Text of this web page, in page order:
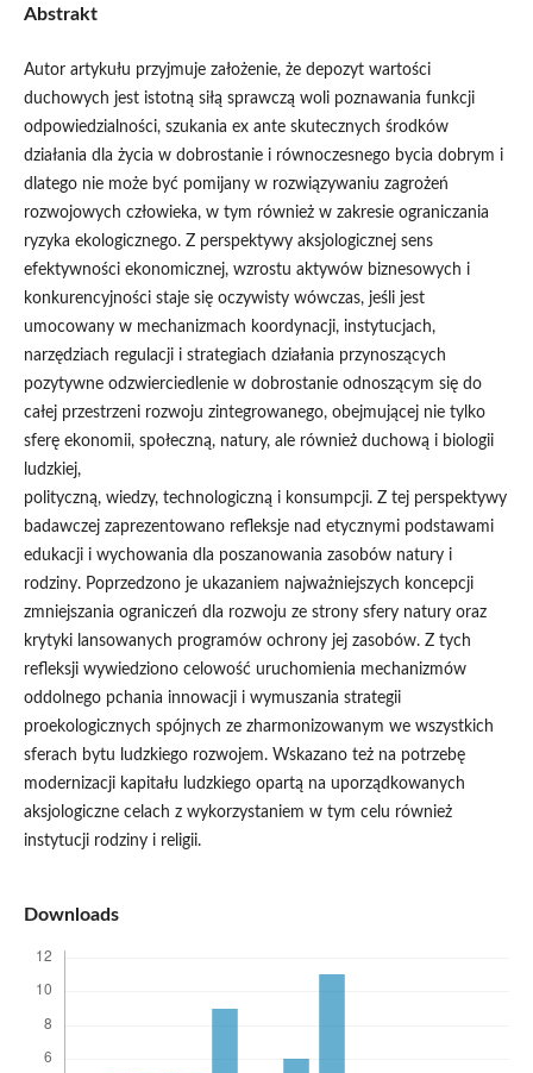
Abstrakt
Autor artykułu przyjmuje założenie, że depozyt wartości
duchowych jest istotną siłą sprawczą woli poznawania funkcji
odpowiedzialności, szukania ex ante skutecznych środków
działania dla życia w dobrostanie i równoczesnego bycia dobrym i
dlatego nie może być pomijany w rozwiązywaniu zagrożeń
rozwojowych człowieka, w tym również w zakresie ograniczania
ryzyka ekologicznego. Z perspektywy aksjologicznej sens
efektywności ekonomicznej, wzrostu aktywów biznesowych i
konkurencyjności staje się oczywisty wówczas, jeśli jest
umocowany w mechanizmach koordynacji, instytucjach,
narzędziach regulacji i strategiach działania przynoszących
pozytywne odzwierciedlenie w dobrostanie odnoszącym się do
całej przestrzeni rozwoju zintegrowanego, obejmującej nie tylko
sferę ekonomii, społeczną, natury, ale również duchową i biologii
ludzkiej,
polityczną, wiedzy, technologiczną i konsumpcji. Z tej perspektywy
badawczej zaprezentowano refleksje nad etycznymi podstawami
edukacji i wychowania dla poszanowania zasobów natury i
rodziny. Poprzedzono je ukazaniem najważniejszych koncepcji
zmniejszania ograniczeń dla rozwoju ze strony sfery natury oraz
krytyki lansowanych programów ochrony jej zasobów. Z tych
refleksji wywiedziono celowość uruchomienia mechanizmów
oddolnego pchania innowacji i wymuszania strategii
proekologicznych spójnych ze zharmonizowanym we wszystkich
sferach bytu ludzkiego rozwojem. Wskazano też na potrzebę
modernizacji kapitału ludzkiego opartą na uporządkowanych
aksjologiczne celach z wykorzystaniem w tym celu również
instytucji rodziny i religii.
Downloads